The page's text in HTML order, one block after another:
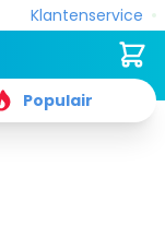
Klantenservice
Populair
Cart